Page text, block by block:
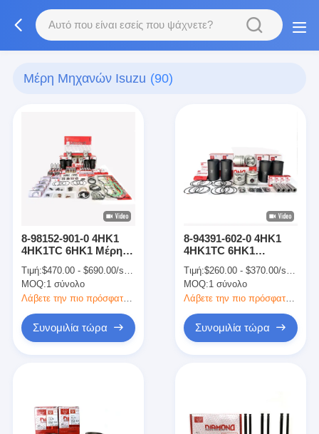
Μέρη Μηχανών Isuzu (90)
8-98152-901-0 4HK1
4HK1TC 6HK1 Μέρη
Τιμή:$470.00 - $690.00/sets
MOQ:1 σύνολο
Λάβετε την πιο πρόσφατη τιμή
Συνομιλία τώρα
8-94391-602-0 4HK1
4HK1TC 6HK1
εκσκαφικών
Τιμή:$260.00 - $370.00/sets
MOQ:1 σύνολο
Συνομιλία τώρα